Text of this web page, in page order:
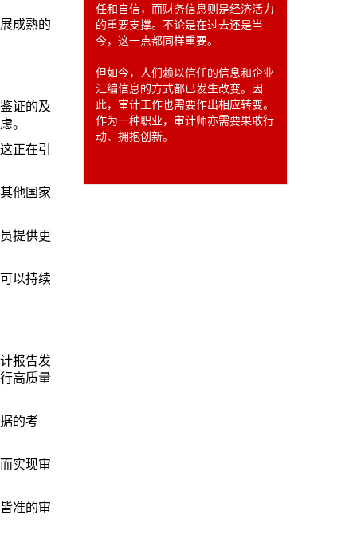
成熟的
证的及
。
正在引
他国家
提供更
以持续
报告发
高质量
的考
实现审
准的审
任和自信，而财务信息则是经济活力
的重要支撑。不论是在过去还是当
今，这一点都同样重要。
但如今，人们赖以信任的信息和企业
汇编信息的方式都已发生改变。因
此，审计工作也需要作出相应转变。
作为一种职业，审计师亦需要果敢行
动、拥抱创新。